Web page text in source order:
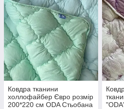
Ковдра тканини
холлофайбер Євро розмір
200*220 см ODA Стьобана